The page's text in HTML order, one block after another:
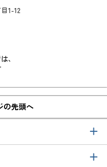
1-12
、
の先頭へ